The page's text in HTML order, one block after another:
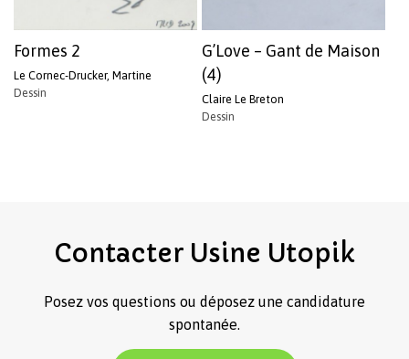
Formes 2
Le Cornec-Drucker, Martine
Dessin
G’Love – Gant de Maison
(4)
Claire Le Breton
Dessin
Contacter Usine Utopik
Posez vos questions ou déposez une candidature
spontanée.